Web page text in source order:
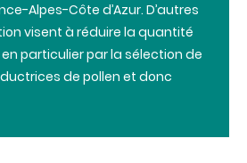
Alpes-Côte d’Azur. D’autres
visent à réduire la quantité
particulier par la sélection de
de pollen et donc